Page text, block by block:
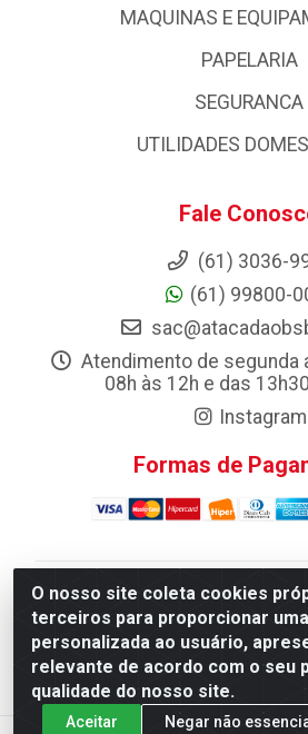
O nosso site coleta cookies
terceiros para proporcionar
personalizada ao usuário,
relevante de acordo com o seu
qualidade do nosso site.
Aceitar Negar não
MAQUINAS E
PAPELARIA
SEGURANCA
UTILIDADES
Fale
(61) 3036-
(61) 99800-
Atendimento de segunda
08h às 12h e das
Instagram
Formas de
Atacadao da Limpeza F. Pereira
Distribuicao LTDA - Quadra Qi 10
Industrial (Taguatinga), Brasília/DF
CNPJ 13.184.675/